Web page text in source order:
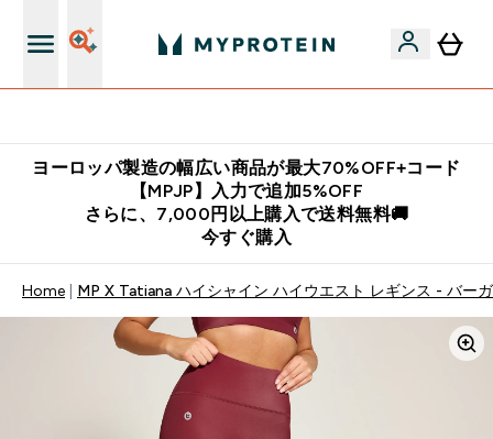
ヨーロッパ製造の幅広い商品が最大70%OFF+コード
【MPJP】入力で追加5%OFF
さらに、7,000円以上購入で送料無料🚚
今すぐ購入
Home MP X Tatiana ハイシャイン ハイウエスト レギンス - バー